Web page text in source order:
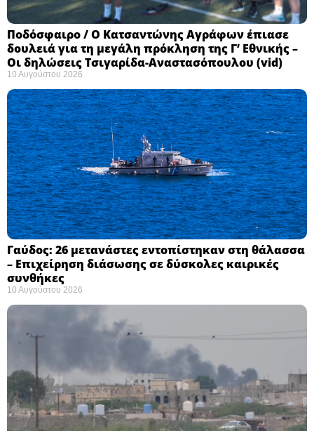
Ποδόσφαιρο / Ο Κατσαντώνης Αγράφων έπιασε
δουλειά για τη μεγάλη πρόκληση της Γ’ Εθνικής –
Οι δηλώσεις Τσιγαρίδα-Αναστασόπουλου (vid)
10 Αυγούστου 2026
Γαύδος: 26 μετανάστες εντοπίστηκαν στη θάλασσα
– Επιχείρηση διάσωσης σε δύσκολες καιρικές
συνθήκες ​
10 Αυγούστου 2026